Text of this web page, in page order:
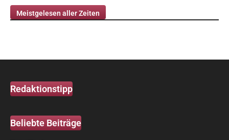
Meistgelesen aller Zeiten
Redaktionstipp
Beliebte Beiträge